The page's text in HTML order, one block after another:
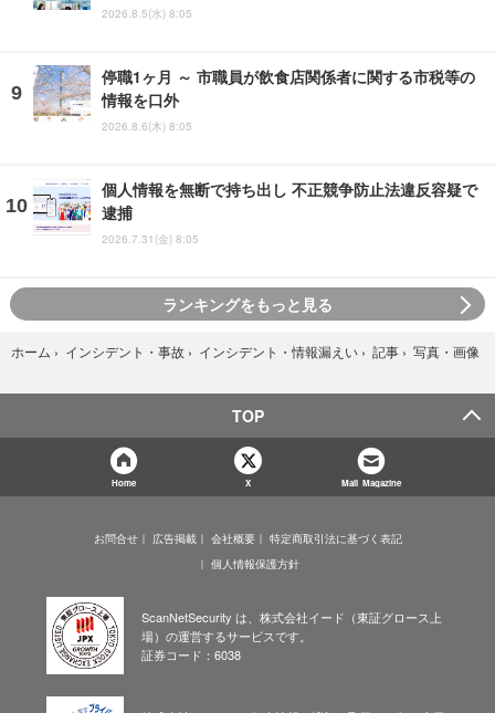
2026.8.5(水) 8:05
停職1ヶ月 ～ 市職員が飲食店関係者に関する市税等の
情報を口外
2026.8.6(木) 8:05
個人情報を無断で持ち出し 不正競争防止法違反容疑で
逮捕
2026.7.31(金) 8:05
ランキングをもっと見る
ホーム › インシデント・事故 › インシデント・情報漏えい › 記事 › 写真・画像
TOP
Home X Mail Magazine
お問合せ 広告掲載 会社概要
特定商取引法に基づく表記
個人情報保護方針
ScanNetSecurity は、株式会社イード（東証グロース上
場）の運営するサービスです。
証券コード：6038